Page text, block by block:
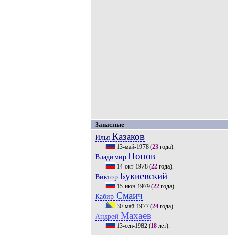
Запасные
Илья Казаков
13-май-1978(23года).
Владимир Попов
14-окт-1978(22года).
Виктор Букиевский
15-июн-1979(22года).
Кабир Смаич
30-май-1977(24года).
Андрей Махаев
13-сен-1982(18лет).